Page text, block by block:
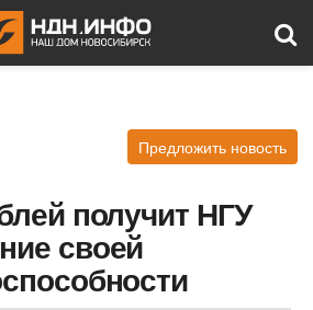
Предложить новость
получит НГУ
своей